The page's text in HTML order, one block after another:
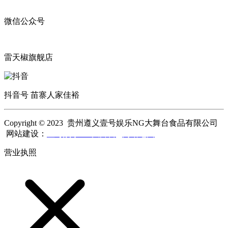
微信公众号
雷天椒旗舰店
抖音号 苗寨人家佳裕
Copyright © 2023 贵州遵义壹号娱乐NG大舞台食品有限公司
网站建设：
营业执照